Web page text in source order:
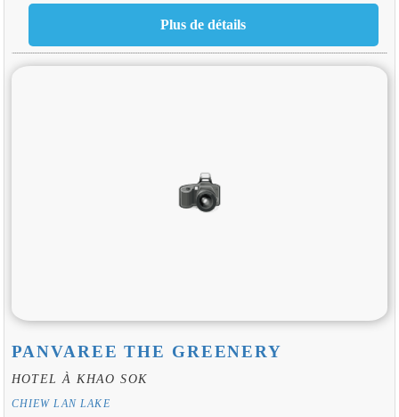
PANVAREE THE GREENERY
HOTEL À KHAO SOK
CHIEW LAN LAKE